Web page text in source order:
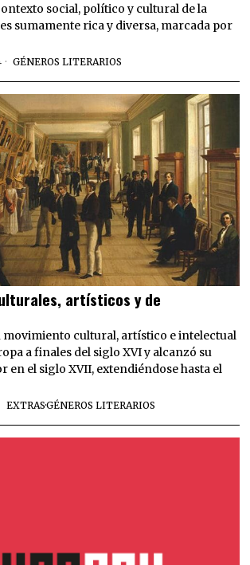
social, político y cultural de la
es sumamente rica y diversa, marcada por
GÉNEROS LITERARIOS
artísticos y de
movimiento cultural, artístico e intelectual
a finales del siglo XVI y alcanzó su
en el siglo XVII, extendiéndose hasta el
EXTRAS·GÉNEROS LITERARIOS